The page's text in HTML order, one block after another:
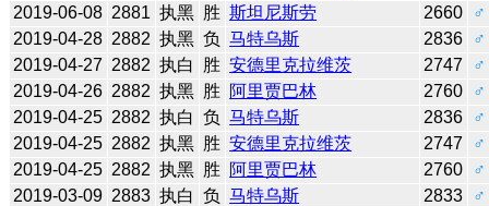
2019-06-08 2881 执黑 胜 斯坦尼斯劳 2660
♂
2019-04-28 2882 执黑 负 马特乌斯 2836
♂
2019-04-27 2882 执白 胜 安德里克拉维茨 2747
♂
2019-04-26 2882 执黑 胜 阿里贾巴林 2760
♂
2019-04-25 2882 执白 负 马特乌斯 2836
♂
2019-04-25 2882 执黑 胜 安德里克拉维茨 2747
♂
2019-04-25 2882 执黑 胜 阿里贾巴林 2760
♂
2019-03-09 2883 执白 负 马特乌斯 2833
♂